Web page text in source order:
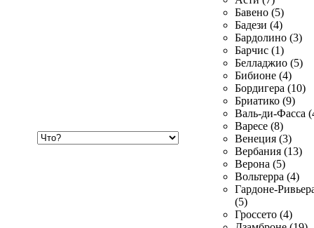
Бавено (5)
Бадези (4)
Бардолино (3)
Барчис (1)
Белладжио (5)
Бибионе (4)
Бордигера (10)
Бриатико (9)
Валь-ди-Фасса
Варесе (8)
Венеция (3)
Вербания (13)
Верона (5)
Вольтерра (4)
Гардоне-
(5)
Гроссето (4)